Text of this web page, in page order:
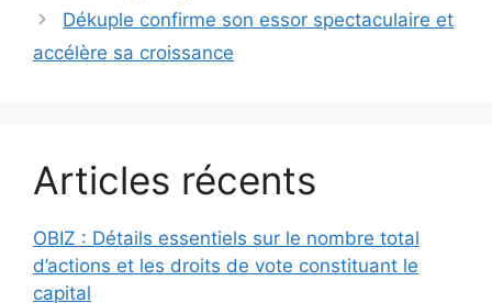
Dékuple confirme son essor spectaculaire et
accélère sa croissance
Articles récents
OBIZ : Détails essentiels sur le nombre total
d’actions et les droits de vote constituant le
capital